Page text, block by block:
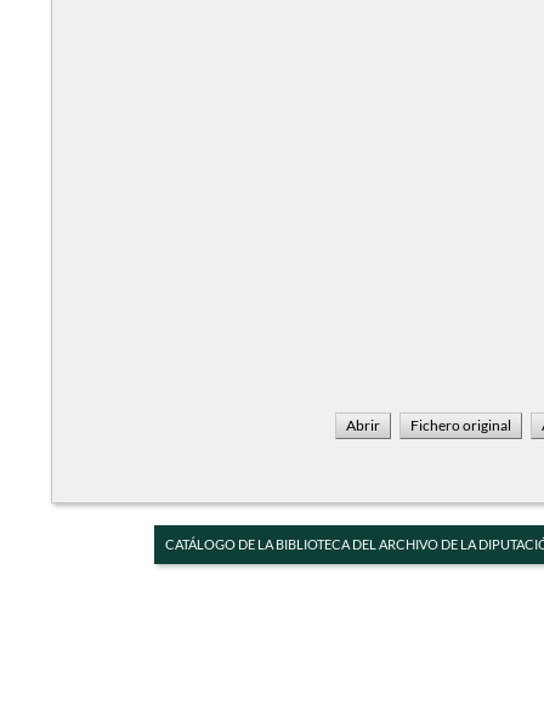
CATÁLOGO DE LA BIBLIOTECA DEL ARCHIVO DE LA